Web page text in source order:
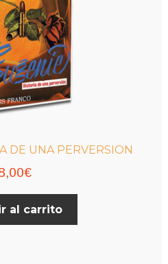
DE UNA PERVERSION
€
al carrito